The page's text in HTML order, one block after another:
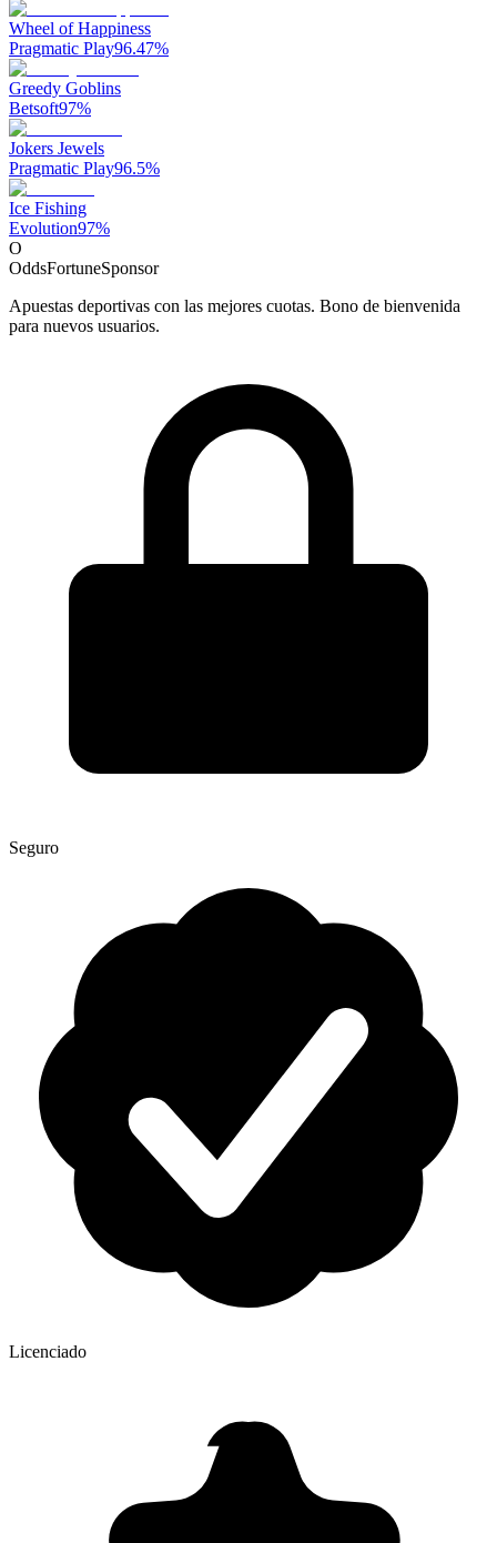
Wheel of Happiness
Pragmatic Play96.47%
Greedy Goblins
Betsoft97%
Jokers Jewels
Pragmatic Play96.5%
Ice Fishing
Evolution97%
O
OddsFortuneSponsor
Apuestas deportivas con las mejores cuotas. Bono de bienvenida
para nuevos usuarios.
Seguro
Licenciado